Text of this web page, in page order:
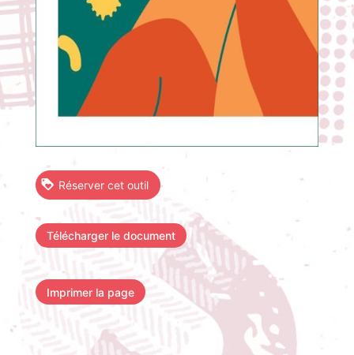
Réserver cet outil
Télécharger le document
Imprimer la page